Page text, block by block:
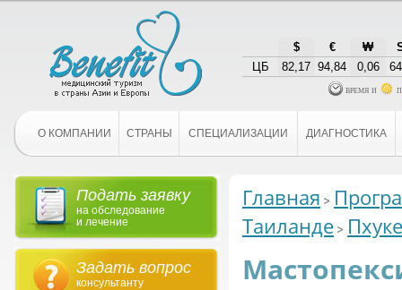
$ € ₩
ЦБ
82,17 94,84 0,06
время и
О КОМПАНИИ СТРАНЫ СПЕЦИАЛИЗАЦИИ ДИАГНОСТИКА
Подать заявку
на обследование
и лечение
Задать вопрос
консультанту
Главная
Таиланде